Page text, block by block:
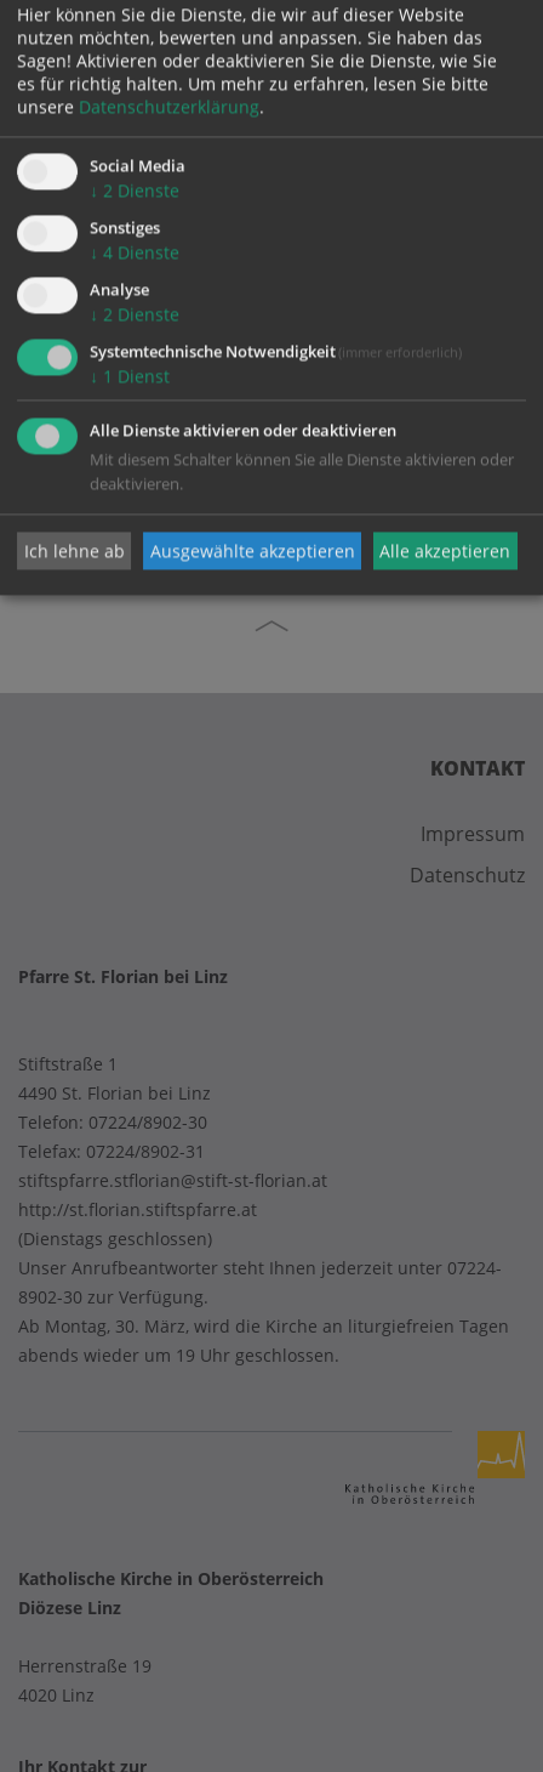
Ministrantengruppen - Übersicht
Kontakt:
Pfarre St. Florian bei Linz
4490 St. Florian bei Linz
T.:07224/8902-30
E.:stiftspfarre.stflorian@stift-st-florian.at
W.:http://st.florian.stiftspfarre.at
zurück
KONTAKT
Impressum
Datenschutz
Pfarre St. Florian bei Linz
Stiftstraße 1
4490 St. Florian bei Linz
Telefon: 07224/8902-30
Telefax: 07224/8902-31
stiftspfarre.stflorian@stift-st-florian.at
http://st.florian.stiftspfarre.at
(Dienstags geschlossen)
Unser Anrufbeantworter steht Ihnen jederzeit unter 07224-
8902-30 zur Verfügung.
Ab Montag, 30. März, wird die Kirche an liturgiefreien Tagen
abends wieder um 19 Uhr geschlossen.
Katholische Kirche in Oberösterreich
Diözese Linz
Herrenstraße 19
4020 Linz
Ihr Kontakt zur
Hier können Sie die Dienste, die wir auf dieser Website
nutzen möchten, bewerten und anpassen. Sie haben das
Sagen! Aktivieren oder deaktivieren Sie die Dienste, wie Sie
es für richtig halten. Um mehr zu erfahren, lesen Sie bitte
unsere Datenschutzerklärung.
Social Media
↓ 2 Dienste
Sonstiges
↓ 4 Dienste
Analyse
↓ 2 Dienste
Systemtechnische Notwendigkeit (immer erforderlich)
↓ 1 Dienst
Alle Dienste aktivieren oder deaktivieren
Mit diesem Schalter können Sie alle Dienste aktivieren oder
deaktivieren.
Ich lehne ab Ausgewählte akzeptieren Alle akzeptieren